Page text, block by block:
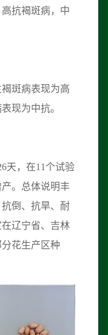
抗褐斑病，中
斑病表现为高
现为中抗。
天，在11个试验
。总体说明丰
倒、抗旱、耐
辽宁省、吉林
花生产区种